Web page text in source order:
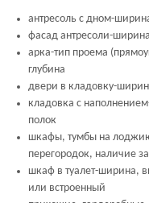
антресоль с дном-
фасад антресоли-
арка-тип проема
глубина
двери в кладовку-
кладовка с
полок
шкафы, тумбы на
перегородок, наличие
шкаф в туалет-ширина,
или встроенный